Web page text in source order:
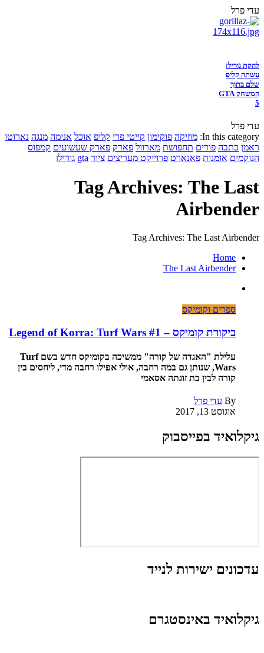
עדי פרל
להקת גורילז
עשתה קליפ
שלם בתוך
המשחק GTA
5
עדי פרל
In this category: מוזיקה פוקימון קייטי פרי קליפ אוכל אנימה מנגה נארוטו
ראמן כתבה פורים תחפושת מארוול פארק פארק שעשועים קמפוס
הנוקמים אומנות פאנארט פרוייקט מעריצים ציור gta גורילז
Tag Archives: The Last
Airbender
Tag Archives: The Last Airbender
Home
The Last Airbender
ספרים וקומיקס
ביקורת קומיקס – Legend of Korra: Turf Wars #1
עלילת "האגדה של קורה" ממשיכה בקומיקס חדש בשם Turf
Wars, שנותן גם במה רחבה, אולי אפילו רחבה מדי, ליחסים בין
קורה לבין בת זוגתה אסאמי
By עדי פרל
אוגוסט 13, 2017
גיקלואיד בפייסבוק
עדכונים ישירות לנייד
גיקלואיד באינסטגרם